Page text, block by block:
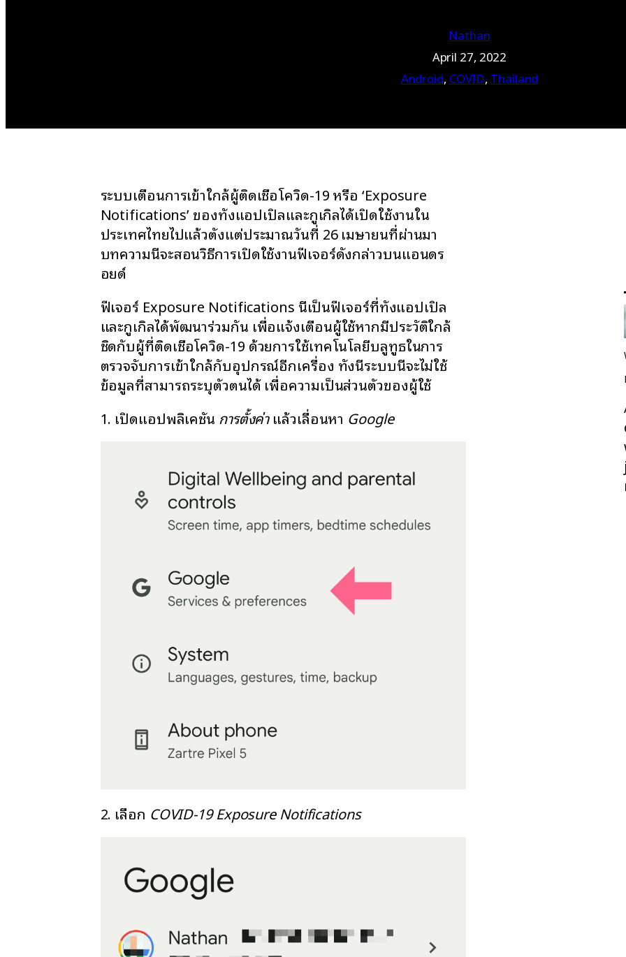
Nathan
April 27, 2022
Android, COVID, Thailand
ระบบเตือนการเข้าใกล้ผู้ติดเชื้อโควิด-19 หรือ ‘Exposure
Notifications’ ของทั้งแอปเปิลและกูเกิลได้เปิดใช้งานใน
ประเทศไทยไปแล้วตั้งแต่ประมาณวันที่ 26 เมษายนที่ผ่านมา
บทความนี้จะสอนวิธีการเปิดใช้งานฟีเจอร์ดังกล่าวบนแอนดร
อยด์
ฟีเจอร์ Exposure Notifications นี้เป็นฟีเจอร์ที่ทั้งแอปเปิล
และกูเกิลได้พัฒนาร่วมกัน เพื่อแจ้งเตือนผู้ใช้หากมีประวัติใกล้
ชิดกับผู้ที่ติดเชื้อโควิด-19 ด้วยการใช้เทคโนโลยีบลูทูธในการ
ตรวจจับการเข้าใกล้กับอุปกรณ์อีกเครื่อง ทั้งนี้ระบบนี้จะไม่ใช้
ข้อมูลที่สามารถระบุตัวตนได้ เพื่อความเป็นส่วนตัวของผู้ใช้
1. เปิดแอปพลิเคชัน การตั้งค่าแล้วเลื่อนหา Google
2. เลือก COVID-19 Exposure Notifications